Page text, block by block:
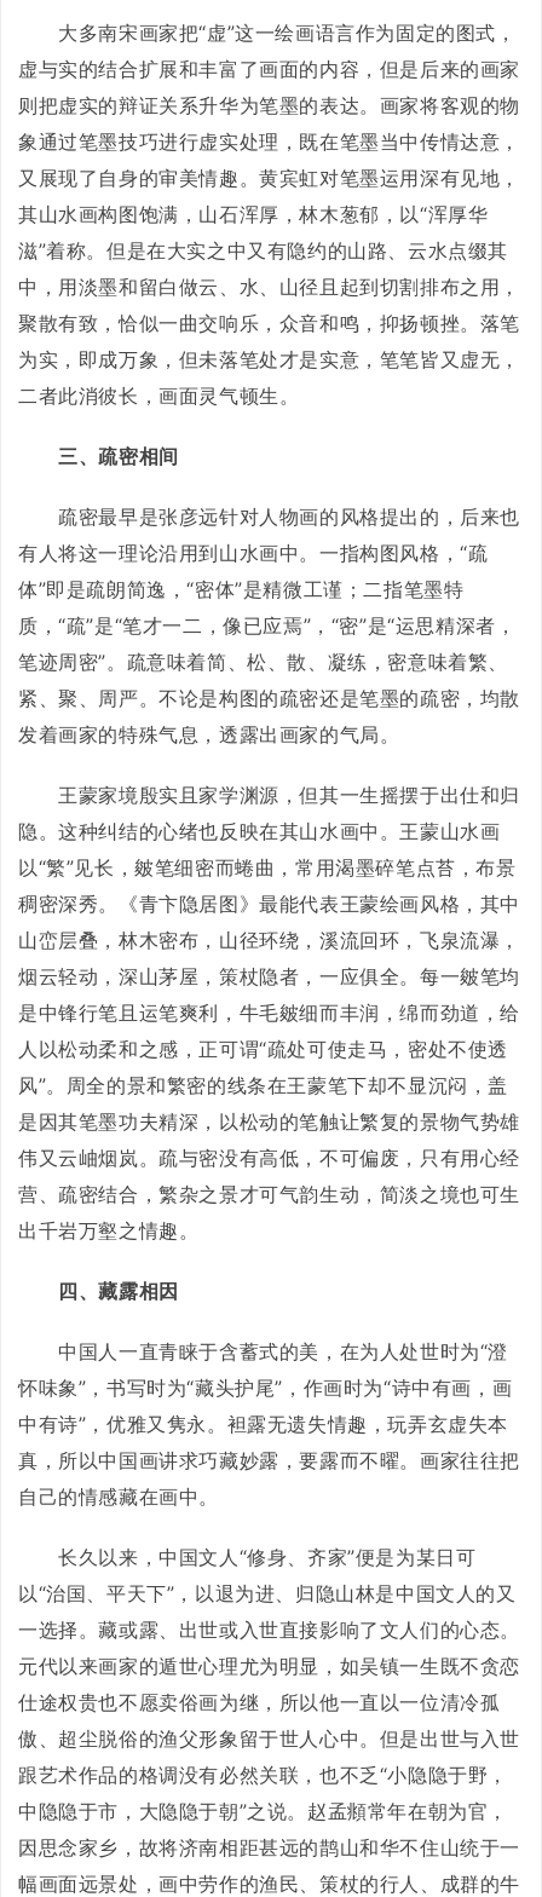
大多南宋画家把“虚”这一绘画语言作为固定的图式，
虚与实的结合扩展和丰富了画面的内容，但是后来的画家
则把虚实的辩证关系升华为笔墨的表达。画家将客观的物
象通过笔墨技巧进行虚实处理，既在笔墨当中传情达意，
又展现了自身的审美情趣。黄宾虹对笔墨运用深有见地，
其山水画构图饱满，山石浑厚，林木葱郁，以“浑厚华
滋”着称。但是在大实之中又有隐约的山路、云水点缀其
中，用淡墨和留白做云、水、山径且起到切割排布之用，
聚散有致，恰似一曲交响乐，众音和鸣，抑扬顿挫。落笔
为实，即成万象，但未落笔处才是实意，笔笔皆又虚无，
二者此消彼长，画面灵气顿生。
三、疏密相间
疏密最早是张彦远针对人物画的风格提出的，后来也
有人将这一理论沿用到山水画中。一指构图风格，“疏
体”即是疏朗简逸，“密体”是精微工谨；二指笔墨特
质，“疏”是“笔才一二，像已应焉”，“密”是“运思精深者，
笔迹周密”。疏意味着简、松、散、凝练，密意味着繁、
紧、聚、周严。不论是构图的疏密还是笔墨的疏密，均散
发着画家的特殊气息，透露出画家的气局。
王蒙家境殷实且家学渊源，但其一生摇摆于出仕和归
隐。这种纠结的心绪也反映在其山水画中。王蒙山水画
以“繁”见长，皴笔细密而蜷曲，常用渴墨碎笔点苔，布景
稠密深秀。《青卞隐居图》最能代表王蒙绘画风格，其中
山峦层叠，林木密布，山径环绕，溪流回环，飞泉流瀑，
烟云轻动，深山茅屋，策杖隐者，一应俱全。每一皴笔均
是中锋行笔且运笔爽利，牛毛皴细而丰润，绵而劲道，给
人以松动柔和之感，正可谓“疏处可使走马，密处不使透
风”。周全的景和繁密的线条在王蒙笔下却不显沉闷，盖
是因其笔墨功夫精深，以松动的笔触让繁复的景物气势雄
伟又云岫烟岚。疏与密没有高低，不可偏废，只有用心经
营、疏密结合，繁杂之景才可气韵生动，简淡之境也可生
出千岩万壑之情趣。
四、藏露相因
中国人一直青睐于含蓄式的美，在为人处世时为“澄
怀味象”，书写时为“藏头护尾”，作画时为“诗中有画，画
中有诗”，优雅又隽永。袒露无遗失情趣，玩弄玄虚失本
真，所以中国画讲求巧藏妙露，要露而不曜。画家往往把
自己的情感藏在画中。
长久以来，中国文人“修身、齐家”便是为某日可
以“治国、平天下”，以退为进、归隐山林是中国文人的又
一选择。藏或露、出世或入世直接影响了文人们的心态。
元代以来画家的遁世心理尤为明显，如吴镇一生既不贪恋
仕途权贵也不愿卖俗画为继，所以他一直以一位清冷孤
傲、超尘脱俗的渔父形象留于世人心中。但是出世与入世
跟艺术作品的格调没有必然关联，也不乏“小隐隐于野，
中隐隐于市，大隐隐于朝”之说。赵孟頫常年在朝为官，
因思念家乡，故将济南相距甚远的鹊山和华不住山统于一
幅画面远景处，画中劳作的渔民、策杖的行人、成群的牛